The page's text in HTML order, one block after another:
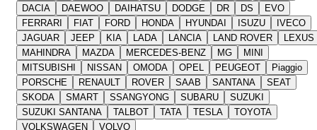
DACIA
DAEWOO DAIHATSU DODGE DR DS
EVO
FERRARI
FIAT FORD HONDA HYUNDAI ISUZU
IVECO
JAGUAR
JEEP KIA LADA LANCIA LAND ROVER
LEXUS
MAHINDRA
MAZDA MERCEDES-BENZ MG
MINI
MITSUBISHI
NISSAN OMODA OPEL PEUGEOT
Piaggio
PORSCHE
RENAULT ROVER SAAB SANTANA
SEAT
SKODA
SMART SSANGYONG SUBARU
SUZUKI
SUZUKI SANTANA
TALBOT TATA TESLA
TOYOTA
VOLKSWAGEN
VOLVO